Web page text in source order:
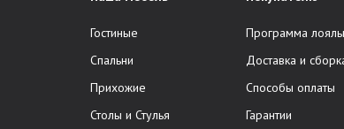
Гостиные
Спальни
Прихожие
Столы и Стулья
Программа
Доставка и
Способы оплаты
Гарантии